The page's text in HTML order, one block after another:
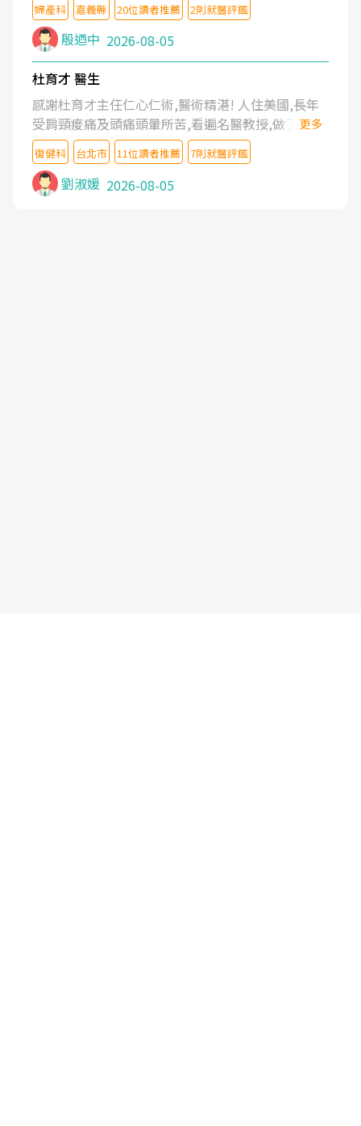
婦產科 嘉義縣 20位讀者推薦 2則就醫評鑑
殷迺中 2026-08-05
杜育才 醫生
感謝杜育才主任仁心仁術,醫術精湛! 人住美國,長年
受肩頸痠痛及頭痛頭暈所苦,看遍名醫教授,做了各種
檢查,也嘗試過西醫打針,中醫針灸及物理徒手治療都
沒有用,後來連吃到嗎啡類止痛藥都效果有限,只是壓
症狀,沒多久就痛起來,多年失眠嚴重影響生活品質.
台灣親友介紹忠孝醫院杜育才主任是頸頭症候群專
更多
復健科 台北市 11位讀者推薦 7則就醫評鑑
劉淑媛 2026-08-05